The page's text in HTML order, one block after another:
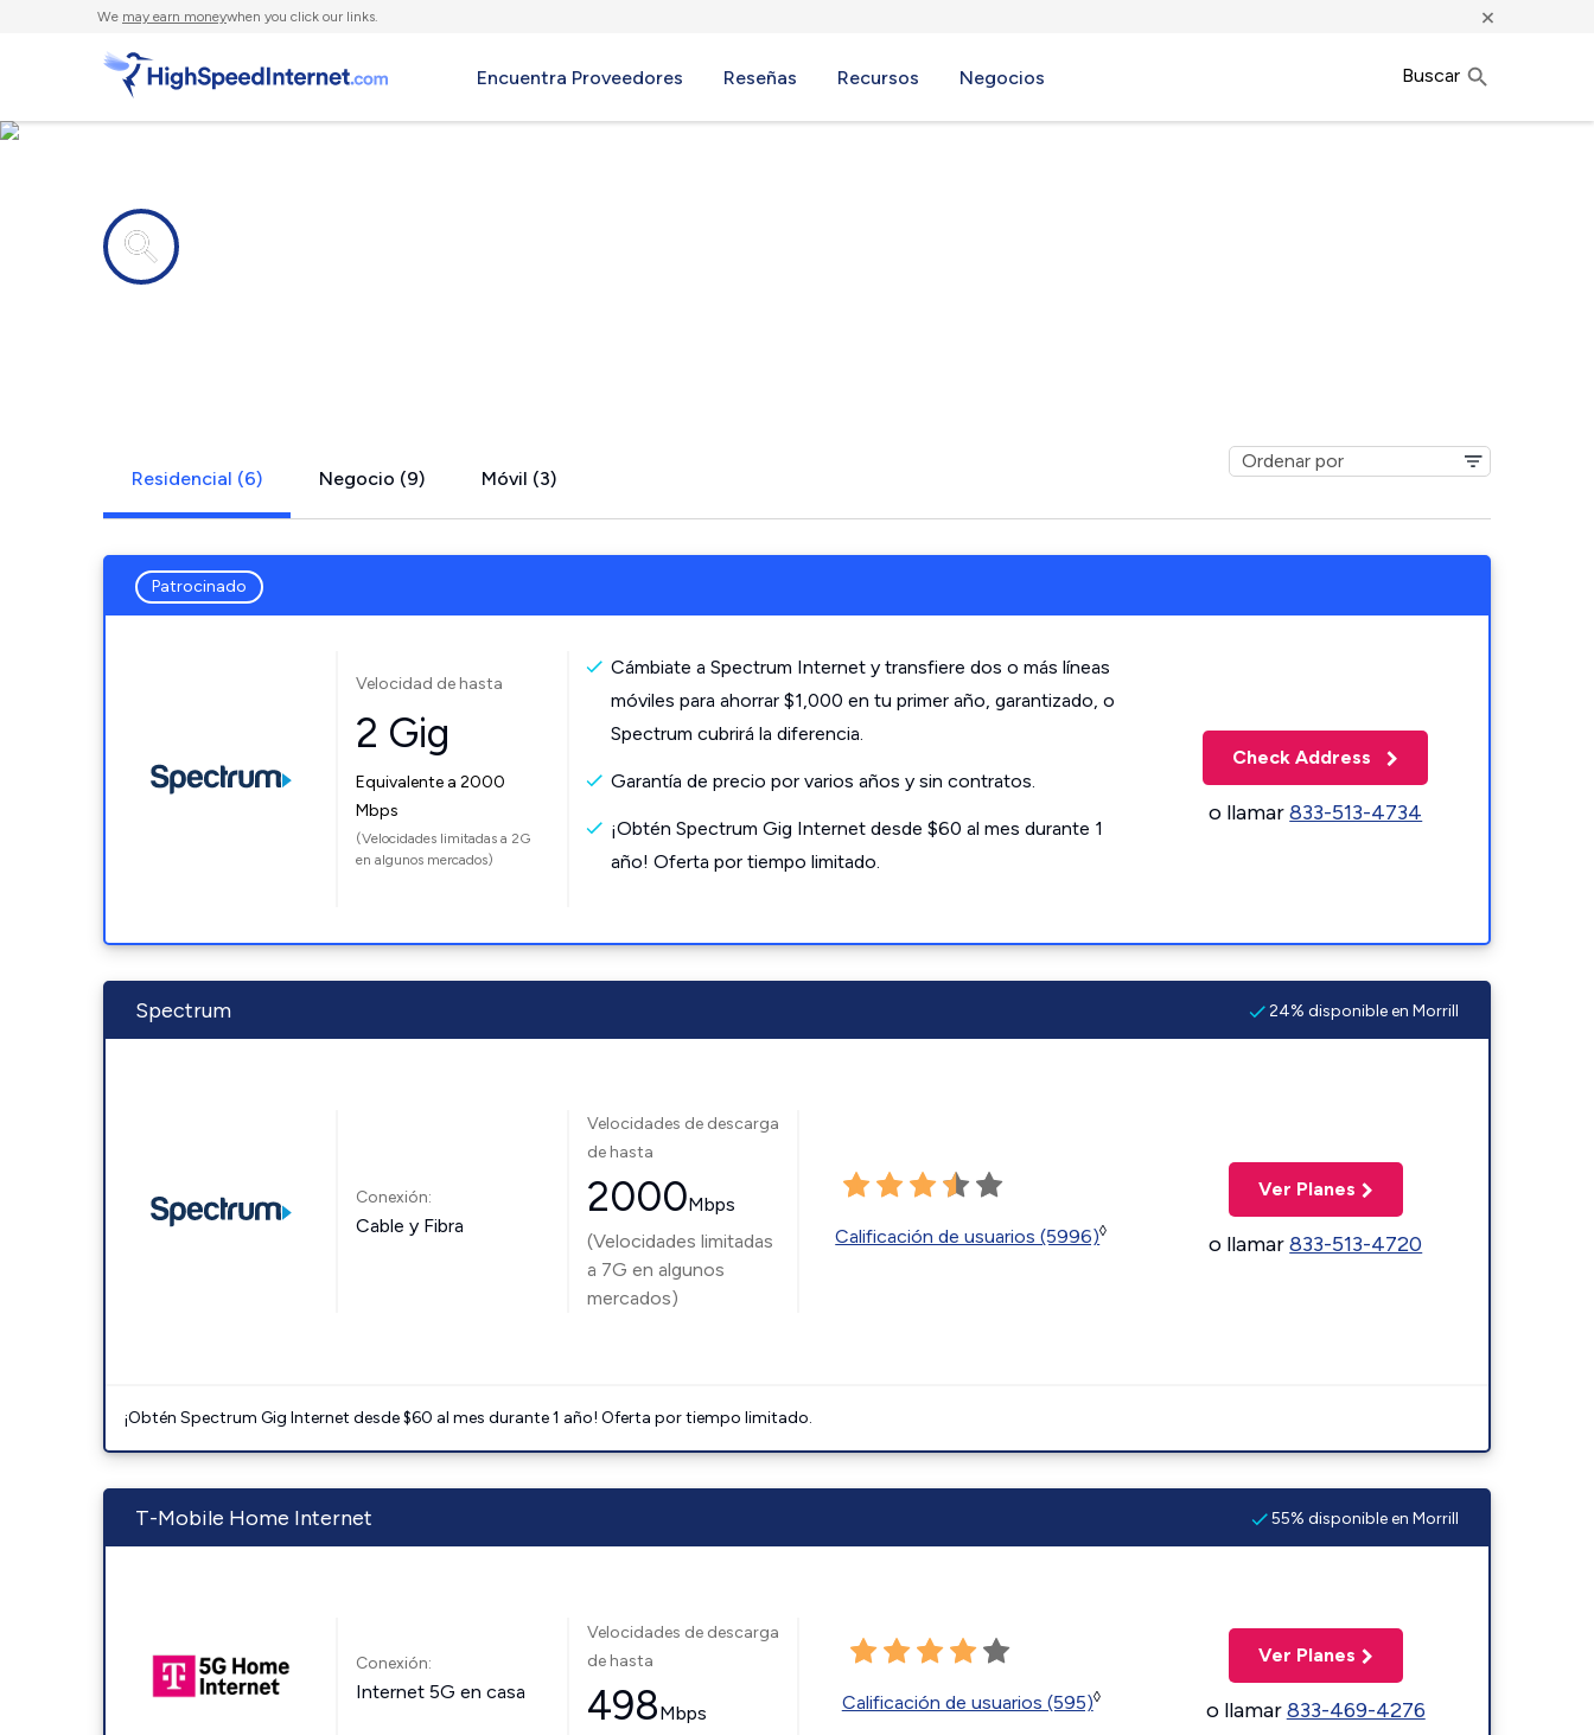
We may earn moneywhen you click our links. ×
Encuentra Proveedores Reseñas Recursos Negocios Buscar
Residencial (6) Negocio (9) Móvil (3)
Patrocinado
Velocidad de hasta
2 Gig
Equivalente a 2000
Mbps
(Velocidades limitadas a 2G
en algunos mercados)
Cámbiate a Spectrum Internet y transfiere dos o más líneas
móviles para ahorrar $1,000 en tu primer año, garantizado, o
Spectrum cubrirá la diferencia.
Garantía de precio por varios años y sin contratos.
¡Obtén Spectrum Gig Internet desde $60 al mes durante 1
año! Oferta por tiempo limitado.
Check Address
o llamar833-513-4734
Spectrum 24% disponible en Morrill
Conexión:
Cable y Fibra
Velocidades de descarga
de hasta
2000Mbps
(Velocidades limitadas
a 7G en algunos
mercados)
Calificación de usuarios (5996)◊
Ver Planes
o llamar833-513-4720
¡Obtén Spectrum Gig Internet desde $60 al mes durante 1 año! Oferta por tiempo limitado.
T-Mobile Home Internet 55% disponible en Morrill
Conexión:
Internet 5G en casa
Velocidades de descarga
de hasta
498Mbps Calificación de usuarios (595)◊
Ver Planes
o llamar833-469-4276